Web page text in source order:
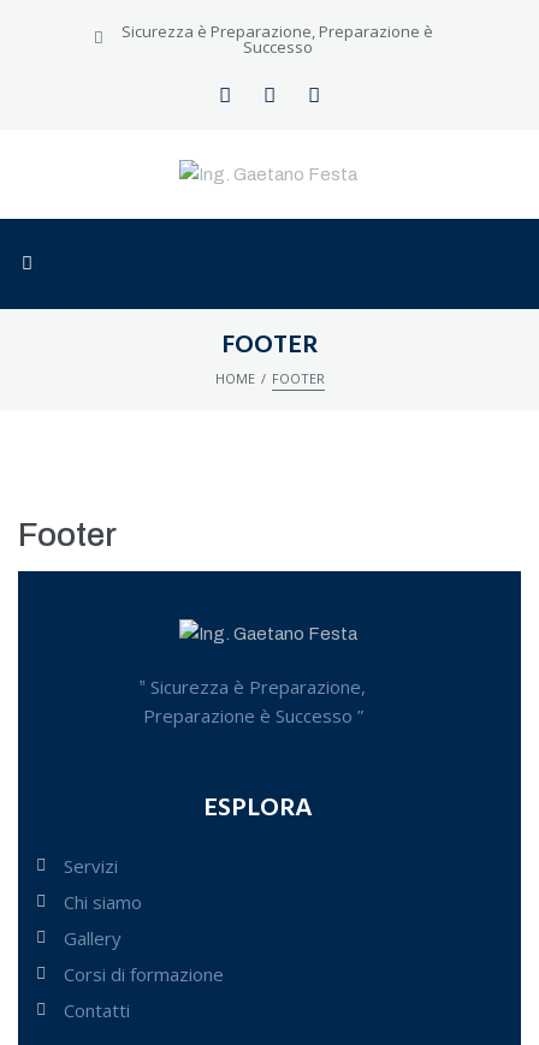
Sicurezza è Preparazione, Preparazione è
Successo
FOOTER
HOME / FOOTER
Footer
‟ Sicurezza è Preparazione,
Preparazione è Successo ”
ESPLORA
Servizi
Chi siamo
Gallery
Corsi di formazione
Contatti